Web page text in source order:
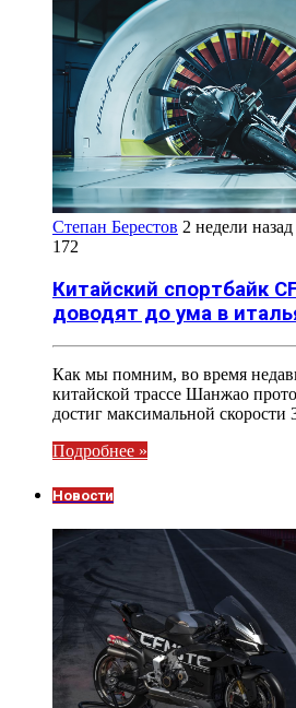
Степан Берестов 2 недели назад
172
Китайский спортбайк
доводят до ума в
Как мы помним, во время
китайской трассе Шанжао
достиг максимальной
Подробнее »
Новости